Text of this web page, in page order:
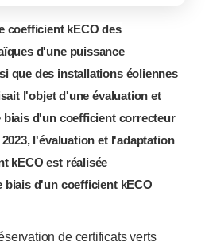
coefficient kECO des
d'une puissance
que des installations éoliennes
l'objet d'une évaluation et
biais d'un coefficient correcteur
l'évaluation et l'adaptation
kECO est réalisée
biais d'un coefficient kECO
de certificats verts